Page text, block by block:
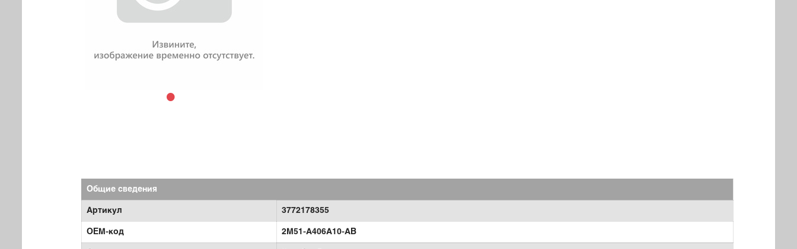
Общие сведения
Артикул 3772178355
OEM-код 2M51-A406A10-AB